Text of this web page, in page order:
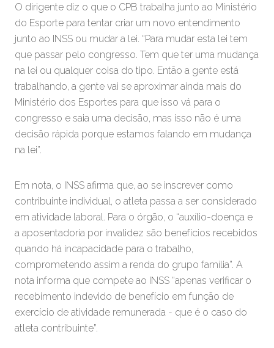
O dirigente diz o que o CPB trabalha junto ao Ministério
do Esporte para tentar criar um novo entendimento
junto ao INSS ou mudar a lei. “Para mudar esta lei tem
que passar pelo congresso. Tem que ter uma mudança
na lei ou qualquer coisa do tipo. Então a gente está
trabalhando, a gente vai se aproximar ainda mais do
Ministério dos Esportes para que isso vá para o
congresso e saia uma decisão, mas isso não é uma
decisão rápida porque estamos falando em mudança
na lei”.
Em nota, o INSS afirma que, ao se inscrever como
contribuinte individual, o atleta passa a ser considerado
em atividade laboral. Para o órgão, o “auxílio-doença e
a aposentadoria por invalidez são benefícios recebidos
quando há incapacidade para o trabalho,
comprometendo assim a renda do grupo família”. A
nota informa que compete ao INSS “apenas verificar o
recebimento indevido de benefício em função de
exercício de atividade remunerada - que é o caso do
atleta contribuinte”.